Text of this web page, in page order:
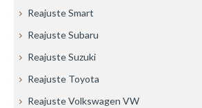
Reajuste Smart
Reajuste Subaru
Reajuste Suzuki
Reajuste Toyota
Reajuste Volkswagen VW